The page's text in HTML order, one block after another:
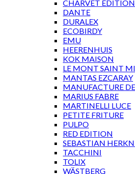
CHARVET
DANTE
DURALEX
ECOBIRDY
EMU
HEERENHUIS
KOK MAISON
LE MONT SAINT
MANTAS EZCARAY
MANUFACTURE
MARIUS FABRE
MARTINELLI LUCE
PETITE FRITURE
PULPO
RED EDITION
SEBASTIAN
TACCHINI
TOLIX
WÄSTBERG